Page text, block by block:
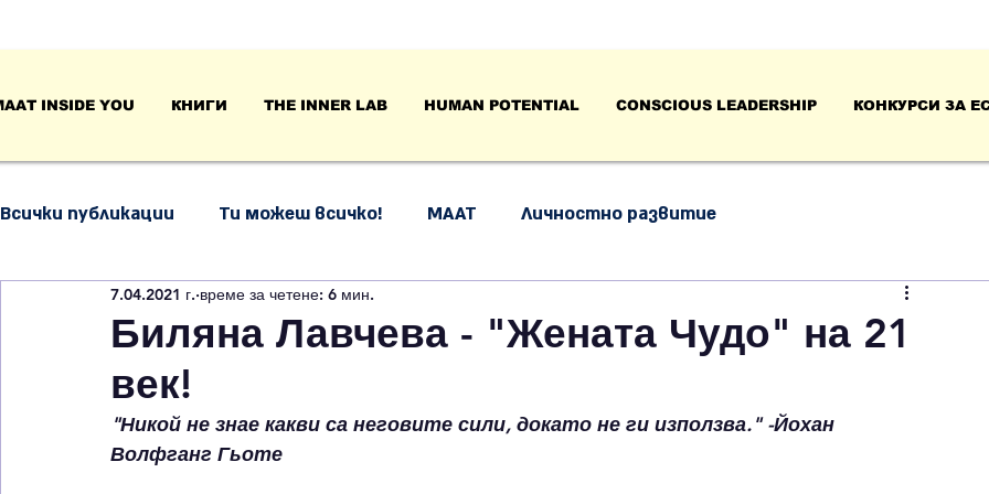
INSIDE YOU КНИГИ THE INNER LAB HUMAN POTENTIAL CONSCIOUS LEADERSHIP КОНКУРСИ ЗА
Всички публикации Ти можеш всичко! МААТ Личностно развитие
Психология на поведението Емоционална интелигентност Успех, работа и лидерство
Размисли и анализи
Биляна Лавчева - "Жената Чудо" на 21
век!
7.04.2021 г. време за четене: 6 мин.
"Никой не знае какви са неговите сили, докато не ги използва." -Йохан
Волфганг Гьоте